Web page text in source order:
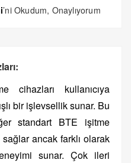
’ni Okudum, Onaylıyorum
cihazları kullanıcıya
bir işlevsellik sunar. Bu
standart BTE işitme
ancak farklı olarak
sunar. Çok ileri